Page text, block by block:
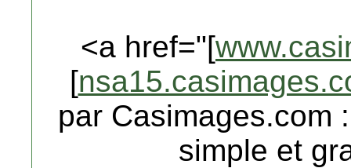
<a href="[
[
par Casimages.com
simple et